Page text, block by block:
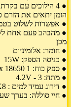
● 4 הילוכים עם
הזמן יתאים את
● אפשרות לשלוט
מכן
● חומר: אלומיניום
● כניסה הספק: 15W
● ספק כוח: 1 x 18650 סוללה (לא כלול)
● מתח: 3 - 4.2V
● דירוג עמיד למים : IPX8
● חיי סוללה: בערך